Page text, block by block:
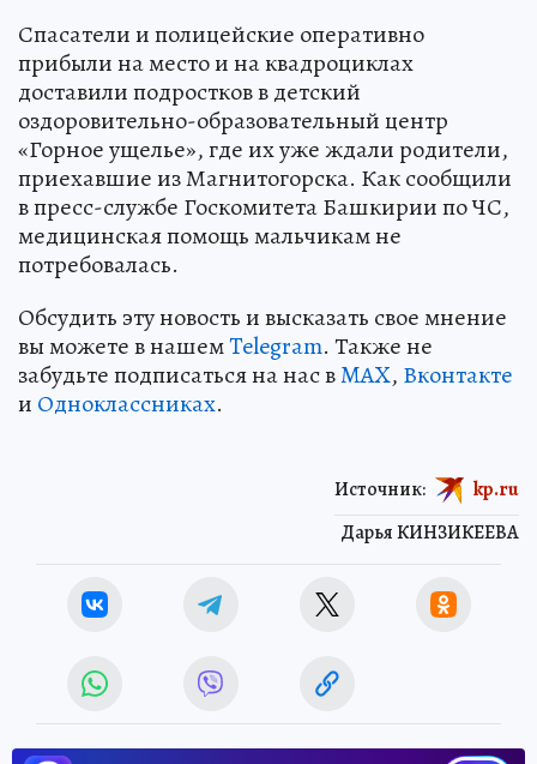
Спасатели и полицейские оперативно
прибыли на место и на квадроциклах
доставили подростков в детский
оздоровительно-образовательный центр
«Горное ущелье», где их уже ждали родители,
приехавшие из Магнитогорска. Как сообщили
в пресс-службе Госкомитета Башкирии по ЧС,
медицинская помощь мальчикам не
потребовалась.
Обсудить эту новость и высказать свое мнение
вы можете в нашемTelegram. Также не
забудьте подписаться на нас вMAX, Вконтакте
и Одноклассниках.
Дарья КИНЗИКЕЕВА
Источник: kp.ru